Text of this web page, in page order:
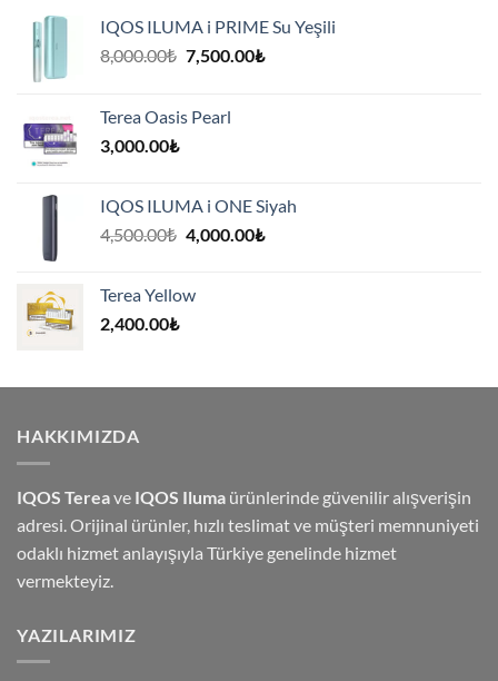
IQOS ILUMA i PRIME Su Yeşili
8,000.00₺ Orijinal
7,500.00₺Şu
Terea Oasis Pearl
3,000.00₺
IQOS ILUMA i ONE Siyah
4,500.00₺ Orijinal
4,000.00₺Şu
Terea Yellow
2,400.00₺
HAKKIMIZDA
IQOS Tereave IQOS Iluma ürünlerinde güvenilir alışverişin
adresi. Orijinal ürünler, hızlı teslimat ve müşteri memnuniyeti
odaklı hizmet anlayışıyla Türkiye genelinde hizmet
vermekteyiz.
YAZILARIMIZ